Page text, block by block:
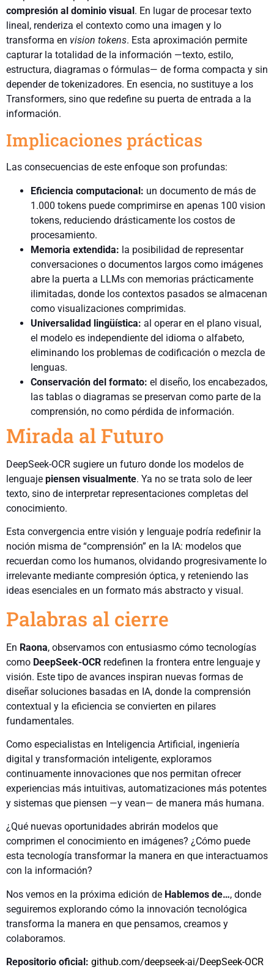
compresión al dominio visual. En lugar de procesar texto
lineal, renderiza el contexto como una imagen y lo
transforma en vision tokens. Esta aproximación permite
capturar la totalidad de la información —texto, estilo,
estructura, diagramas o fórmulas— de forma compacta y sin
depender de tokenizadores. En esencia, no sustituye a los
Transformers, sino que redefine su puerta de entrada a la
información.
Implicaciones prácticas
Las consecuencias de este enfoque son profundas:
Eficiencia computacional: un documento de más de
1.000 tokens puede comprimirse en apenas 100 vision
tokens, reduciendo drásticamente los costos de
procesamiento.
Memoria extendida: la posibilidad de representar
conversaciones o documentos largos como imágenes
abre la puerta a LLMs con memorias prácticamente
ilimitadas, donde los contextos pasados se almacenan
como visualizaciones comprimidas.
Universalidad lingüística: al operar en el plano visual,
el modelo es independiente del idioma o alfabeto,
eliminando los problemas de codificación o mezcla de
lenguas.
Conservación del formato: el diseño, los encabezados,
las tablas o diagramas se preservan como parte de la
comprensión, no como pérdida de información.
Mirada al Futuro
DeepSeek-OCR sugiere un futuro donde los modelos de
lenguaje piensen visualmente. Ya no se trata solo de leer
texto, sino de interpretar representaciones completas del
conocimiento.
Esta convergencia entre visión y lenguaje podría redefinir la
noción misma de “comprensión” en la IA: modelos que
recuerdan como los humanos, olvidando progresivamente lo
irrelevante mediante compresión óptica, y reteniendo las
ideas esenciales en un formato más abstracto y visual.
Palabras al cierre
En Raona, observamos con entusiasmo cómo tecnologías
como DeepSeek-OCR redefinen la frontera entre lenguaje y
visión. Este tipo de avances inspiran nuevas formas de
diseñar soluciones basadas en IA, donde la comprensión
contextual y la eficiencia se convierten en pilares
fundamentales.
Como especialistas en Inteligencia Artificial, ingeniería
digital y transformación inteligente, exploramos
continuamente innovaciones que nos permitan ofrecer
experiencias más intuitivas, automatizaciones más potentes
y sistemas que piensen —y vean— de manera más humana.
¿Qué nuevas oportunidades abrirán modelos que
comprimen el conocimiento en imágenes? ¿Cómo puede
esta tecnología transformar la manera en que interactuamos
con la información?
Nos vemos en la próxima edición de Hablemos de…, donde
seguiremos explorando cómo la innovación tecnológica
transforma la manera en que pensamos, creamos y
colaboramos.
Repositorio oficial: github.com/deepseek-ai/DeepSeek-OCR